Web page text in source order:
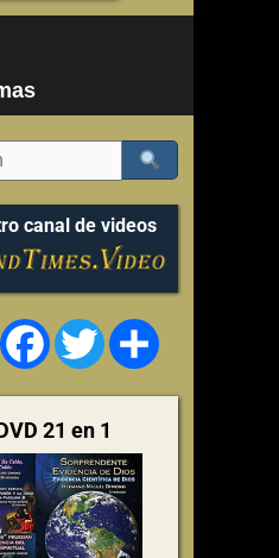
canal de videos
FacebookTwitter
21 en 1